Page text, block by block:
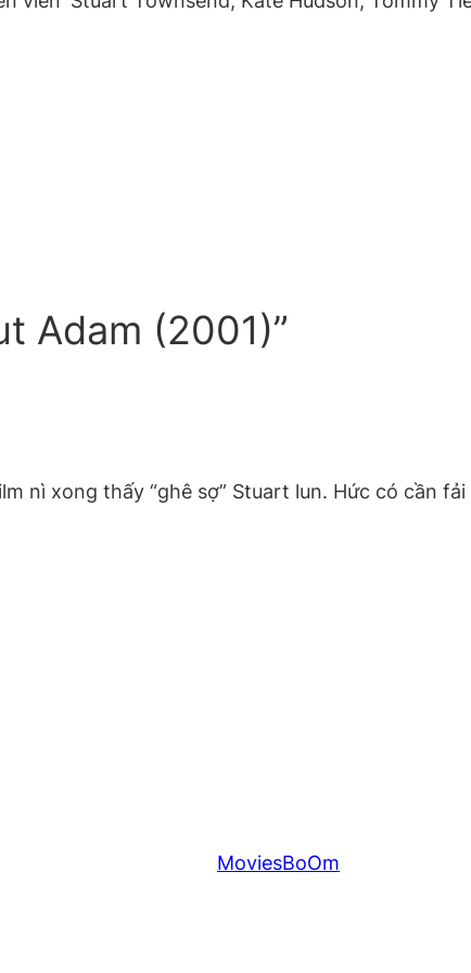
Adam (2001)”
nì xong thấy “ghê sợ” Stuart lun. Hức có cần
MoviesBoOm